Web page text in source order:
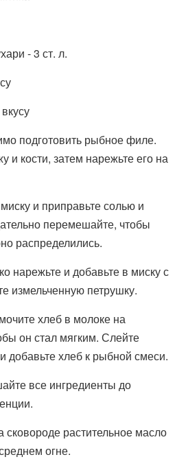
- 3 ст. л.
подготовить рыбное филе.
и кости, затем нарежьте его на
и приправьте солью и
перемешайте, чтобы
распределились.
нарежьте и добавьте в миску с
измельченную петрушку.
хлеб в молоке на
он стал мягким. Слейте
добавьте хлеб к рыбной смеси.
все ингредиенты до
растительное масло
огне.